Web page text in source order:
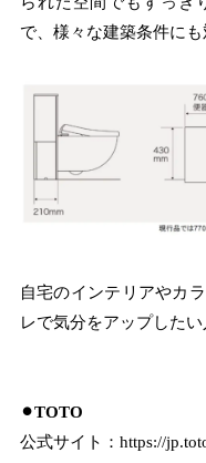
で、様々な建築条件にも
自宅のインテリアやカ
レで気分をアップした
⚫︎TOTO
公式サイト： https://